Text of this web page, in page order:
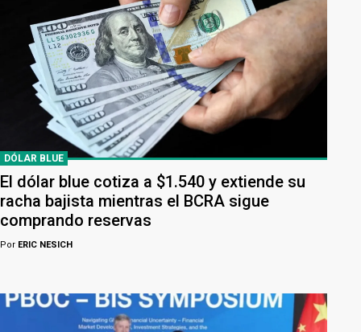
DÓLAR BLUE
El dólar blue cotiza a $1.540 y extiende su
racha bajista mientras el BCRA sigue
comprando reservas
Por ERIC NESICH